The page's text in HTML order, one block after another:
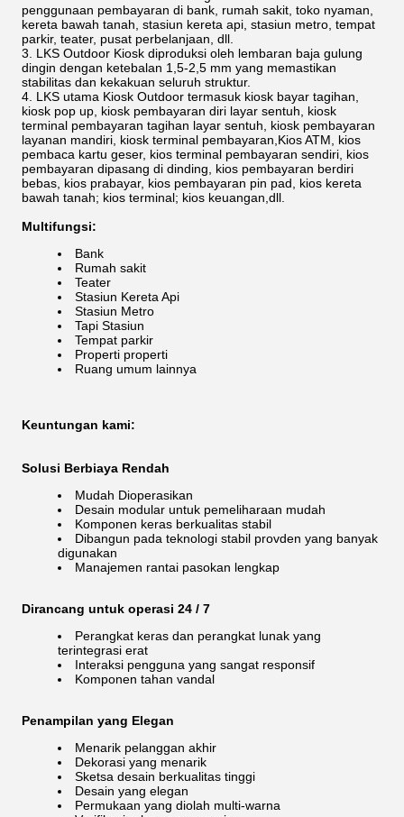
penggunaan pembayaran di bank, rumah sakit, toko nyaman,
kereta bawah tanah, stasiun kereta api, stasiun metro, tempat
parkir, teater, pusat perbelanjaan, dll.
LKS Outdoor Kiosk diproduksi oleh lembaran baja gulung
dingin dengan ketebalan 1,5-2,5 mm yang memastikan
stabilitas dan kekakuan seluruh struktur.
LKS utama Kiosk Outdoor termasuk kiosk bayar tagihan,
kiosk pop up, kiosk pembayaran diri layar sentuh, kiosk
terminal pembayaran tagihan layar sentuh, kiosk pembayaran
layanan mandiri, kiosk terminal pembayaran,Kios ATM, kios
pembaca kartu geser, kios terminal pembayaran sendiri, kios
pembayaran dipasang di dinding, kios pembayaran berdiri
bebas, kios prabayar, kios pembayaran pin pad, kios kereta
bawah tanah; kios terminal; kios keuangan,dll.
Multifungsi:
Bank
Rumah sakit
Teater
Stasiun Kereta Api
Stasiun Metro
Tapi Stasiun
Tempat parkir
Properti properti
Ruang umum lainnya
Keuntungan kami:
Solusi Berbiaya Rendah
Mudah Dioperasikan
Desain modular untuk pemeliharaan mudah
Komponen keras berkualitas stabil
Dibangun pada teknologi stabil provden yang banyak
digunakan
Manajemen rantai pasokan lengkap
Dirancang untuk operasi 24 / 7
Perangkat keras dan perangkat lunak yang
terintegrasi erat
Interaksi pengguna yang sangat responsif
Komponen tahan vandal
Penampilan yang Elegan
Menarik pelanggan akhir
Dekorasi yang menarik
Sketsa desain berkualitas tinggi
Desain yang elegan
Permukaan yang diolah multi-warna